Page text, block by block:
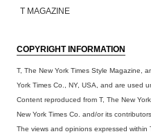
T MAGAZINE
COPYRIGHT INFORMATION
T, The New York Times Style Magazine,
York Times Co., NY, USA, and are used
Content reproduced from T, The New
New York Times Co. and/or its
The views and opinions expressed within